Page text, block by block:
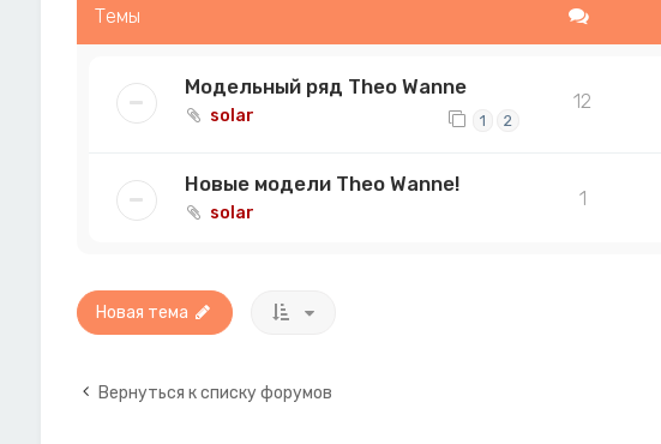
Темы
Модельный ряд Theo Wanne
solar 1 2
12
Новые модели Theo Wanne!
solar
1
Новая тема
Вернуться к списку форумов